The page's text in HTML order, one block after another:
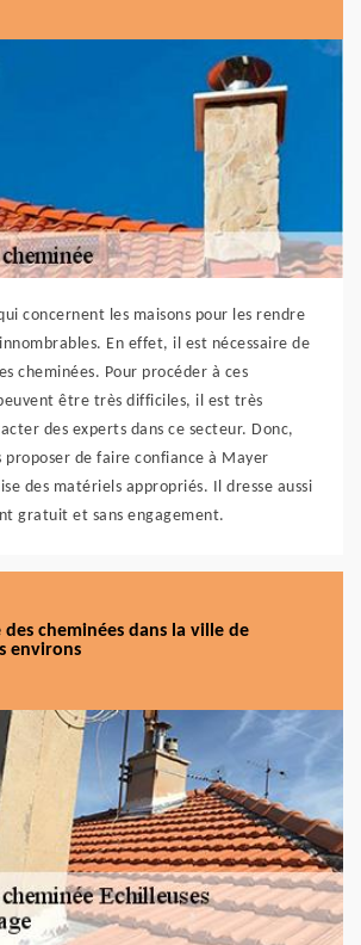
concernent les maisons pour les rendre
En effet, il est nécessaire de
cheminées. Pour procéder à ces
être très difficiles, il est très
des experts dans ce secteur. Donc,
proposer de faire confiance à Mayer
des matériels appropriés. Il dresse aussi
gratuit et sans engagement.
des cheminées dans la ville de
environs